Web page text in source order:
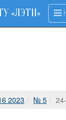
«ЛЭТИ»
2023 № 5